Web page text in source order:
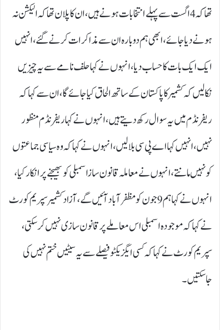
تھا کہ 4 اگست سے پہلے انتخابات ہونے ہیں، ان کا پلان تھا کہ الیکشن نہ
ہونے دیا جائے، ابھی ہم دوبارہ ان سے مذاکرات کرنےگئے، انہیں
ایک ایک بات کا حساب دیا، انہوں نے کہا حلف نامے سے یہ چیزیں
نکالیں کہ کشمیرکا پاکستان کے ساتھ الحاق کیا جائےگا، ان سے کہا کہ
ریفرنڈم میں یہ سوال رکھ دیتے ہیں،انہوں نے کہا ریفرنڈم منظور
نہیں، انہیں کہا اے پی سی بلالیں، انہوں نے کہا کہ وہ سیاسی جماعتوں
کو نہیں مانتے، انہوں نے معاملہ قانون سازاسمبلی کو بھیجنے پر انکار کیا،
انہوں نے کہا ہم 9 جون کو مظفر آباد آئیں گے، آزاد کشمیرسپریم کورٹ
نے کہا کہ موجودہ اسمبلی اس معاملے پرقانون سازی نہیں کرسکتی،
سپریم کورٹ نے کہا کہ کسی ایگزیکٹو فیصلے سے یہ سیٹیں ختم نہیں کی
جاسکتیں۔